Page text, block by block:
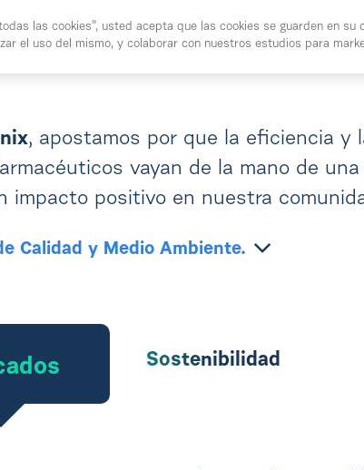
Quiénes Somos Servicios Noticias
, apostamos por que la eficiencia y
vayan de la mano de
impacto positivo en nuestra
Calidad y Medio Ambiente.
Sostenibilidad
las cookies”, usted acepta que las cookies se guarden en
el uso del mismo, y colaborar con nuestros estudios para